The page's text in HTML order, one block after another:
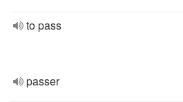
to pass
passer